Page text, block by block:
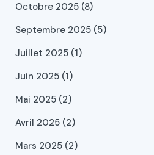
Octobre 2025 (8)
Septembre 2025 (5)
Juillet 2025 (1)
Juin 2025 (1)
Mai 2025 (2)
Avril 2025 (2)
Mars 2025 (2)